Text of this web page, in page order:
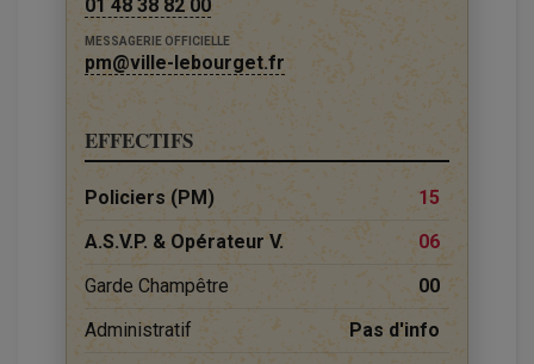
01 48 38 82 00
MESSAGERIE OFFICIELLE
pm@ville-lebourget.fr
EFFECTIFS
Policiers (PM)
15
A.S.V.P. & Opérateur V.
06
Garde Champêtre
00
Administratif
Pas d'info